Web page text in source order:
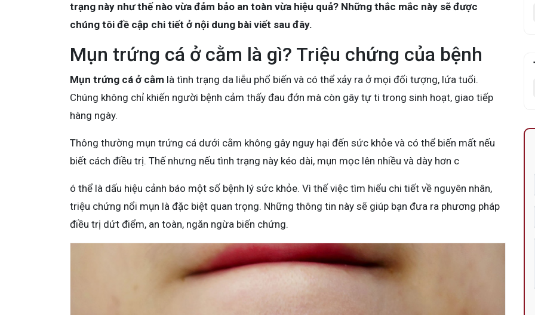
trạng này như thế nào vừa đảm bảo an toàn vừa hiệu quả? Những thắc mắc này sẽ được
chúng tôi đề cập chi tiết ở nội dung bài viết sau đây.
Mụn trứng cá ở cằm là gì? Triệu chứng của bệnh
Mụn trứng cá ở cằm là tình trạng da liễu phổ biến và có thể xảy ra ở mọi đối tượng, lứa tuổi.
Chúng không chỉ khiến người bệnh cảm thấy đau đớn mà còn gây tự ti trong sinh hoạt, giao tiếp
hàng ngày.
Thông thường mụn trứng cá dưới cằm không gây nguy hại đến sức khỏe và có thể biến mất nếu
biết cách điều trị. Thế nhưng nếu tình trạng này kéo dài, mụn mọc lên nhiều và dày hơn c
ó thể là dấu hiệu cảnh báo một số bệnh lý sức khỏe. Vì thế việc tìm hiểu chi tiết về nguyên nhân,
triệu chứng nổi mụn là đặc biệt quan trọng. Những thông tin này sẽ giúp bạn đưa ra phương pháp
điều trị dứt điểm, an toàn, ngăn ngừa biến chứng.